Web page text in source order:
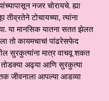
नजर चोरायचे. ह्या
तीव्रतेने टोचायच्या, त्यांना
या मानसिक यातना सतत झेलत
तो कायमचाच! पांढरेसफेद
सुरकुत्यांना मात्र वाचवू शकत
तोडक्या अढ्या आणि सुरकुत्या
जीवनाला आपल्या आडव्या